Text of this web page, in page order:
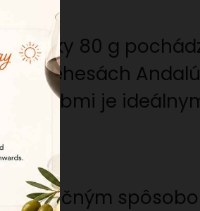
plátky 80 g
v dehesách
a dubmi je
tradičným